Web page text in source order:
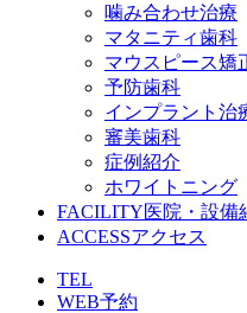
噛み合わせ治療
マタニティ歯科
マウスピース矯
予防歯科
インプラント治
審美歯科
症例紹介
ホワイトニング
FACILITY医院・設備
ACCESSアクセス
TEL
WEB予約